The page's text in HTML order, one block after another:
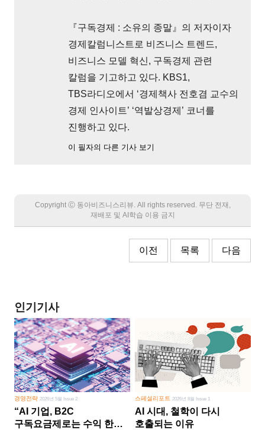
『구독경제 : 소유의 종말』의 저자이자
경제칼럼니스트로 비즈니스 트렌드,
비즈니스 모델 혁신, 구독경제 관련
칼럼을 기고하고 있다. KBS1,
TBS라디오에서 ‘경제책사 전호겸 교수의
경제 인사이트’ ‘역발상경제’ 코너를
진행하고 있다.
이 필자의 다른 기사 보기
Copyright Ⓒ 동아비즈니스리뷰. All rights reserved. 무단 전재,
재배포 및 AI학습 이용 금지
이전 목록 다음
인기기사
경영전략 2026년 5월 Issue 2
“AI 기업, B2C
구독요금제로는 수익 한계
스페셜리포트 2026년 8월 Issue 1
AI 시대, 철학이 다시
호출되는 이유